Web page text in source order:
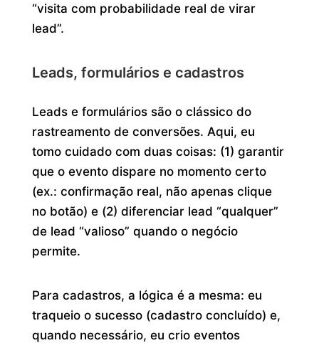
“visita com probabilidade real de virar
lead”.
Leads, formulários e cadastros
Leads e formulários são o clássico do
rastreamento de conversões. Aqui, eu
tomo cuidado com duas coisas: (1) garantir
que o evento dispare no momento certo
(ex.: confirmação real, não apenas clique
no botão) e (2) diferenciar lead “qualquer”
de lead “valioso” quando o negócio
permite.
Para cadastros, a lógica é a mesma: eu
traqueio o sucesso (cadastro concluído) e,
quando necessário, eu crio eventos